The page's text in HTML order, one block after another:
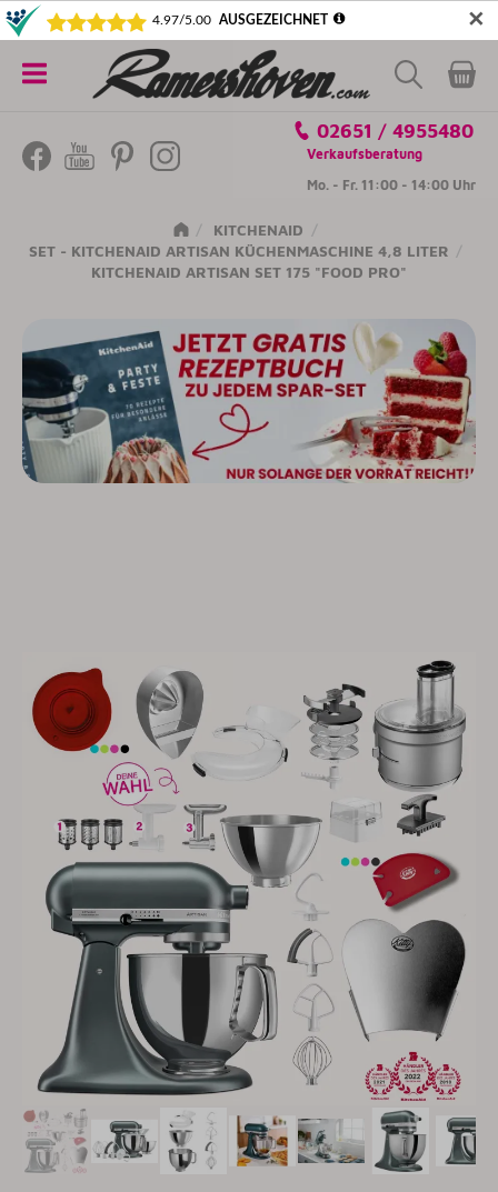
✕
5€ SICHERN! NEWSLETTER ABONNIEREN
Kategorien
02651 / 4955480
Verkaufsberatung
Mo. - Fr. 11:00 - 14:00 Uhr
KITCHENAID
SET - KITCHENAID ARTISAN KÜCHENMASCHINE 4,8 LITER
KITCHENAID ARTISAN SET 175 "FOOD PRO"